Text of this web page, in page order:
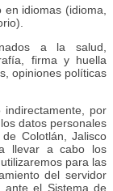
idiomas (idioma,
a la salud,
firma y huella
opiniones políticas
por
datos personales
Colotlán, Jalisco
llevar a cabo los
para las
del servidor
ante el Sistema de